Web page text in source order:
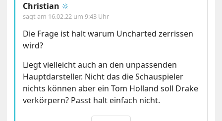
Christian 🔆
sagt am 16.02.22 um 9:43 Uhr
Die Frage ist halt warum Uncharted zerrissen
wird?
Liegt vielleicht auch an den unpassenden
Hauptdarsteller. Nicht das die Schauspieler
nichts können aber ein Tom Holland soll Drake
verkörpern? Passt halt einfach nicht.